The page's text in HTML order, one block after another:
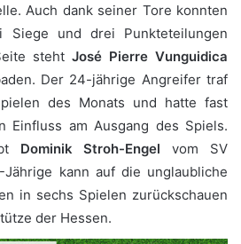
Auch dank seiner Tore konnten
Siege und drei Punkteteilungen
steht José Pierre Vunguidica
Der 24-jährige Angreifer traf
des Monats und hatte fast
Einfluss am Ausgang des Spiels.
Dominik Stroh-Engel vom SV
kann auf die unglaubliche
in sechs Spielen zurückschauen
der Hessen.